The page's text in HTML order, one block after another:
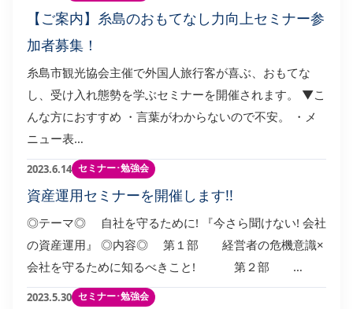
【ご案内】糸島のおもてなし力向上セミナー参
加者募集！
糸島市観光協会主催で外国人旅行客が喜ぶ、おもてな
し、受け入れ態勢を学ぶセミナーを開催されます。 ▼こ
んな方におすすめ ・言葉がわからないので不安。 ・メ
ニュー表…
2023.6.14 セミナー･勉強会
資産運用セミナーを開催します!!
◎テーマ◎ 自社を守るために! 『今さら聞けない! 会社
の資産運用』 ◎内容◎ 第１部 経営者の危機意識×
会社を守るために知るべきこと! 第２部 …
2023.5.30 セミナー･勉強会